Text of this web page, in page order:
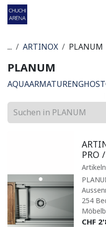
Zum Inhalt springen
... ARTINOX PLANUM
PLANUM
AQUAARMATURENGHOST
PRO
254
CHF